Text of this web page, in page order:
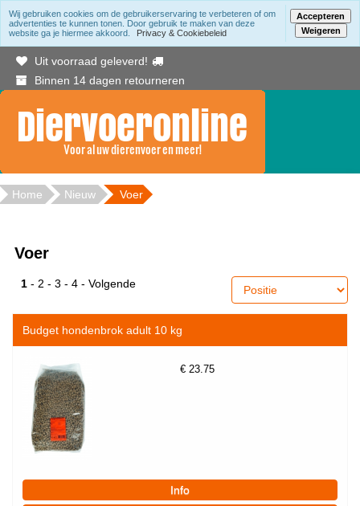
Gratis bezorging binnen Berkelland vanaf 20.00
Uit voorraad geleverd!
Binnen 14 dagen retourneren
Home Nieuw Voer
Voer
1 - 2 - 3 - 4 - Volgende
Budget hondenbrok adult 10 kg
€ 23.75
Wij gebruiken cookies om de gebruikerservaring te verbeteren of om
advertenties te kunnen tonen. Door gebruik te maken van deze
website ga je hiermee akkoord.
Privacy & Cookiebeleid
Accepteren
Weigeren